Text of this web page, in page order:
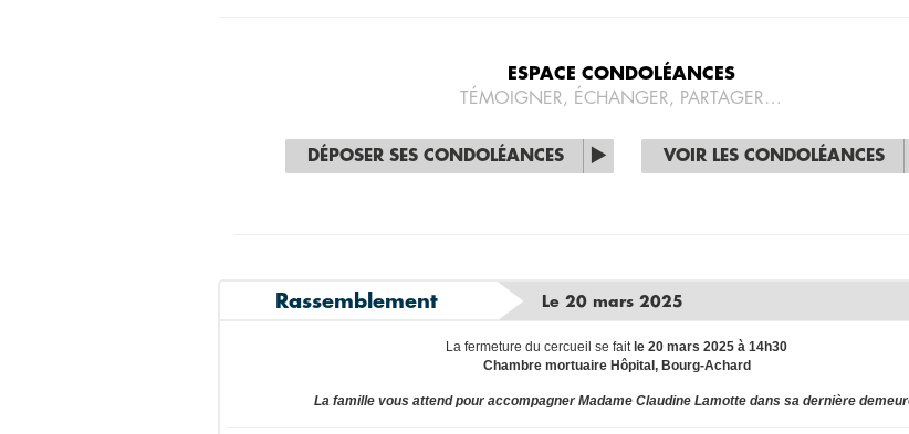
ESPACE CONDOLÉANCES
TÉMOIGNER, ÉCHANGER, PARTAGER…
DÉPOSER SES CONDOLÉANCES VOIR LES CONDOLÉANCES
Rassemblement Le 20 mars 2025
La fermeture du cercueil se fait le 20 mars 2025 à 14h30
Chambre mortuaire Hôpital, Bourg-Achard
La famille vous attend pour accompagner Madame Claudine Lamotte dans sa dernière